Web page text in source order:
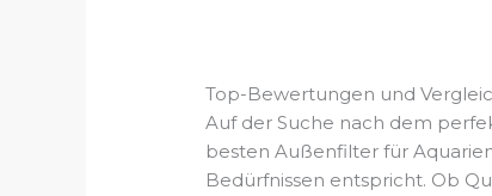
Top-Bewertungen und
Auf der Suche nach dem
besten Außenfilter für
Bedürfnissen entspricht. Ob